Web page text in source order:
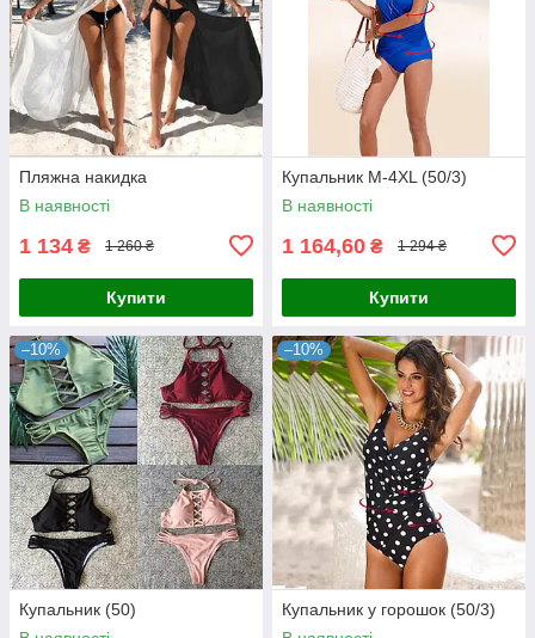
Пляжна накидка
В наявності
1 134 ₴ 1 260 ₴
Купити
Купальник М-4XL (50/3)
В наявності
1 164,60 ₴ 1 294 ₴
Купити
–10%
Купальник (50)
–10%
Купальник у горошок (50/3)